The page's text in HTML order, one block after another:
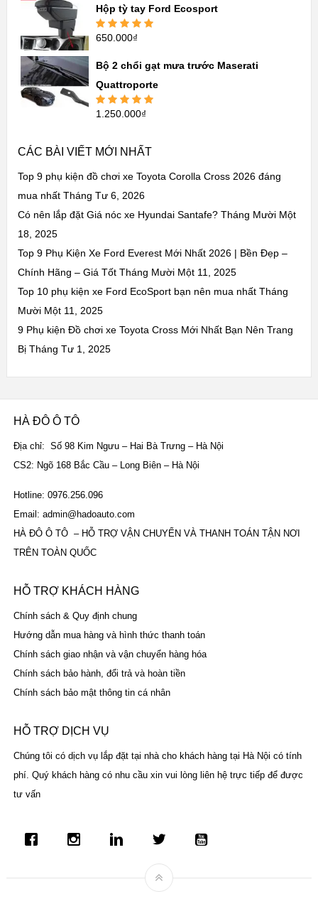
Hộp tỳ tay Ford Ecosport
Được xếp
650.000₫
Bộ 2 chổi gạt mưa trước Maserati
Quattroporte
Được xếp
1.250.000₫
CÁC BÀI VIẾT MỚI NHẤT
Top 9 phụ kiện đồ chơi xe Toyota Corolla Cross 2026 đáng
mua nhất Tháng Tư 6, 2026
Có nên lắp đặt Giá nóc xe Hyundai Santafe? Tháng Mười Một
18, 2025
Top 9 Phụ Kiện Xe Ford Everest Mới Nhất 2026 | Bền Đẹp –
Chính Hãng – Giá Tốt Tháng Mười Một 11, 2025
Top 10 phụ kiện xe Ford EcoSport bạn nên mua nhất Tháng
Mười Một 11, 2025
9 Phụ kiện Đồ chơi xe Toyota Cross Mới Nhất Bạn Nên Trang
Bị Tháng Tư 1, 2025
HÀ ĐÔ Ô TÔ
Địa chỉ: Số 98 Kim Ngưu – Hai Bà Trưng – Hà Nội
CS2: Ngõ 168 Bắc Cầu – Long Biên – Hà Nội
Hotline: 0976.256.096
Email: admin@hadoauto.com
HÀ ĐÔ Ô TÔ – HỖ TRỢ VẬN CHUYỂN VÀ THANH TOÁN TẬN NƠI
TRÊN TOÀN QUỐC
HỖ TRỢ KHÁCH HÀNG
Chính sách & Quy định chung
Hướng dẫn mua hàng và hình thức thanh toán
Chính sách giao nhận và vận chuyển hàng hóa
Chính sách bảo hành, đổi trả và hoàn tiền
Chính sách bảo mật thông tin cá nhân
HỖ TRỢ DỊCH VỤ
Chúng tôi có dịch vụ lắp đặt tại nhà cho khách hàng tại Hà Nội có tính
phí. Quý khách hàng có nhu cầu xin vui lòng liên hệ trực tiếp để được
tư vấn